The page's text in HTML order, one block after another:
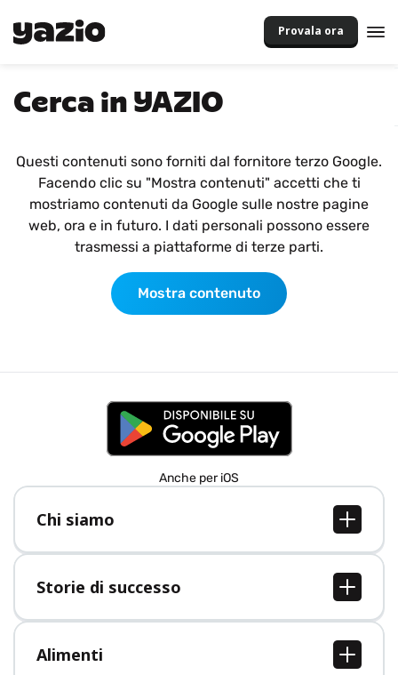
Provala ora
Cerca in YAZIO
Questi contenuti sono forniti dal fornitore terzo Google.
Facendo clic su "Mostra contenuti" accetti che ti
mostriamo contenuti da Google sulle nostre pagine
web, ora e in futuro. I dati personali possono essere
trasmessi a piattaforme di terze parti.
Mostra contenuto
Anche per iOS
Chi siamo
Chi siamo
Lavori
Stampa
Storie di successo
Tutte le storie di successo
Alimenti